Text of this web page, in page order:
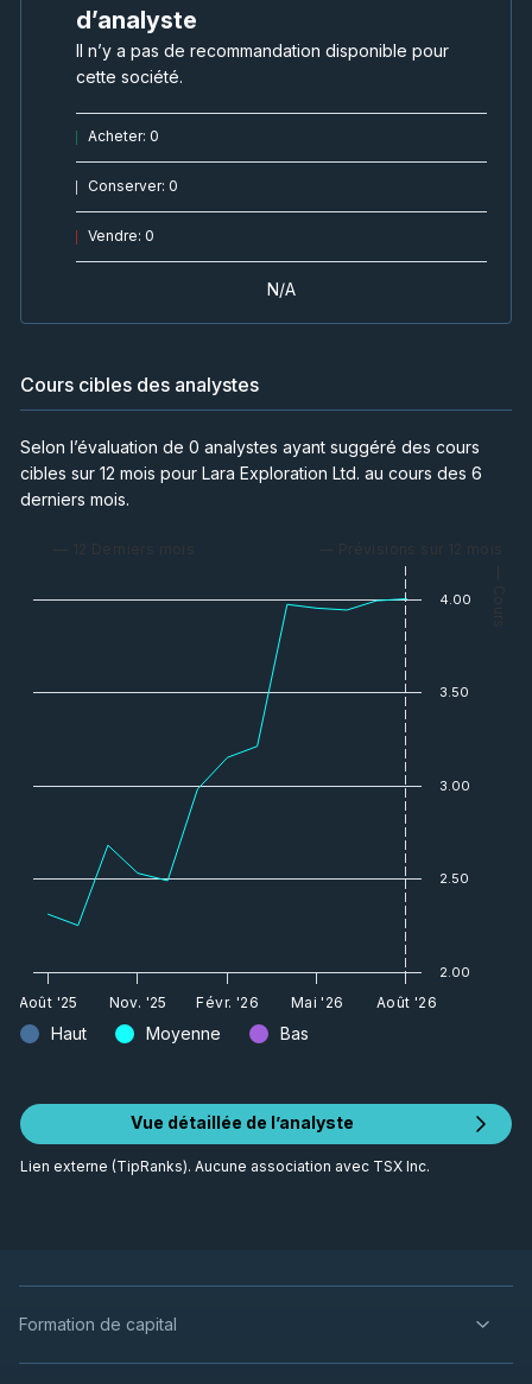
d’analyste
Il n’y a pas de recommandation disponible pour
cette société.
Acheter: 0
Conserver: 0
Vendre: 0
N/A
Cours cibles des analystes
Haut Moyenne Bas
Selon l’évaluation de 0 analystes ayant suggéré des cours
cibles sur 12 mois pour Lara Exploration Ltd. au cours des 6
derniers mois.
— 12 Derniers mois — Prévisions sur 12 mois
— Cours
Août '25 Nov. '25 Févr. '26 Mai '26 Août '26
2.00
2.50
3.00
3.50
4.00
Vue détaillée de l’analyste
Lien externe (TipRanks). Aucune association avec TSX Inc.
Formation de capital